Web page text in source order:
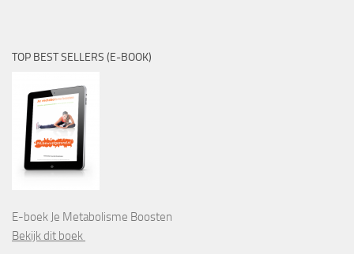
TOP BEST SELLERS (E-BOOK)
E-boek Je Metabolisme Boosten
Bekijk dit boek